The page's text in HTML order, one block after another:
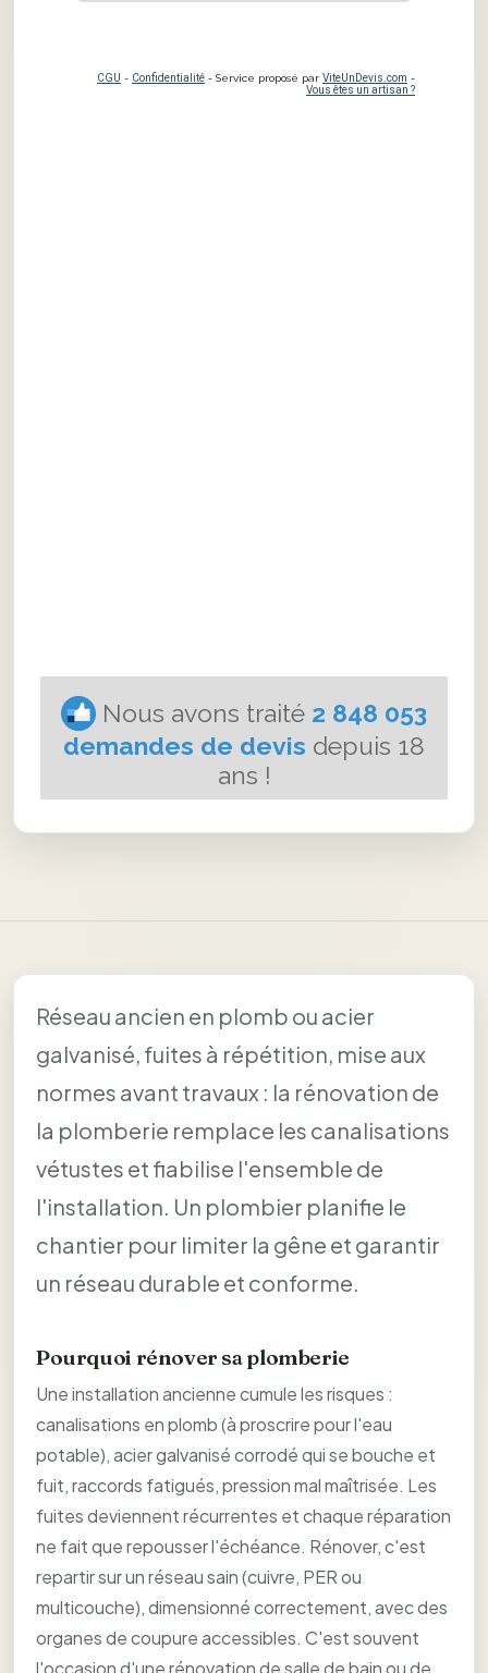
Réseau ancien en plomb ou acier
galvanisé, fuites à répétition, mise aux
normes avant travaux : la rénovation de
la plomberie remplace les canalisations
vétustes et fiabilise l'ensemble de
l'installation. Un plombier planifie le
chantier pour limiter la gêne et garantir
un réseau durable et conforme.
Pourquoi rénover sa plomberie
Une installation ancienne cumule les risques :
canalisations en plomb (à proscrire pour l'eau
potable), acier galvanisé corrodé qui se bouche et
fuit, raccords fatigués, pression mal maîtrisée. Les
fuites deviennent récurrentes et chaque réparation
ne fait que repousser l'échéance. Rénover, c'est
repartir sur un réseau sain (cuivre, PER ou
multicouche), dimensionné correctement, avec des
organes de coupure accessibles. C'est souvent